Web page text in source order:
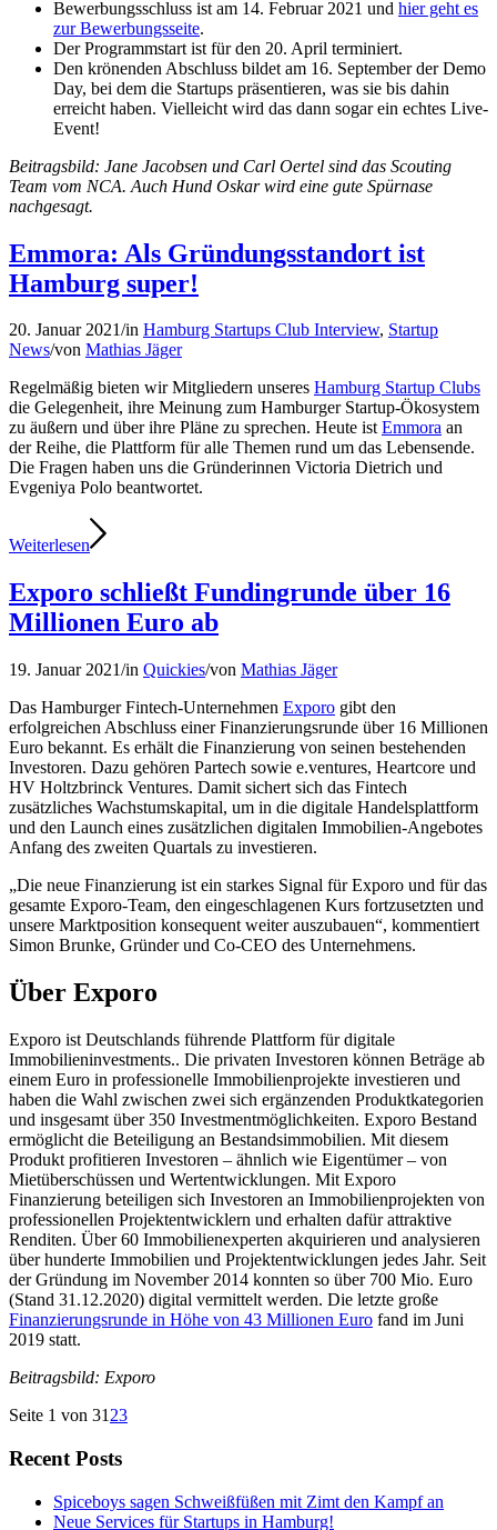
Bewerbungsschluss ist am 14. Februar 2021 und hier geht es
zur Bewerbungsseite.
Der Programmstart ist für den 20. April terminiert.
Den krönenden Abschluss bildet am 16. September der Demo
Day, bei dem die Startups präsentieren, was sie bis dahin
erreicht haben. Vielleicht wird das dann sogar ein echtes Live-
Event!
Beitragsbild: Jane Jacobsen und Carl Oertel sind das Scouting
Team vom NCA. Auch Hund Oskar wird eine gute Spürnase
nachgesagt.
Emmora: Als Gründungsstandort ist
Hamburg super!
20. Januar 2021/in Hamburg Startups Club Interview, Startup
News/von Mathias Jäger
Regelmäßig bieten wir Mitgliedern unseres Hamburg Startup Clubs
die Gelegenheit, ihre Meinung zum Hamburger Startup-Ökosystem
zu äußern und über ihre Pläne zu sprechen. Heute istEmmora an
der Reihe, die Plattform für alle Themen rund um das Lebensende.
Die Fragen haben uns die Gründerinnen Victoria Dietrich und
Evgeniya Polo beantwortet.
Weiterlesen
Exporo schließt Fundingrunde über 16
Millionen Euro ab
19. Januar 2021/in Quickies/von Mathias Jäger
Das Hamburger Fintech-Unternehmen Exporo gibt den
erfolgreichen Abschluss einer Finanzierungsrunde über 16 Millionen
Euro bekannt. Es erhält die Finanzierung von seinen bestehenden
Investoren. Dazu gehören Partech sowie e.ventures, Heartcore und
HV Holtzbrinck Ventures. Damit sichert sich das Fintech
zusätzliches Wachstumskapital, um in die digitale Handelsplattform
und den Launch eines zusätzlichen digitalen Immobilien-Angebotes
Anfang des zweiten Quartals zu investieren.
„Die neue Finanzierung ist ein starkes Signal für Exporo und für das
gesamte Exporo-Team, den eingeschlagenen Kurs fortzusetzten und
unsere Marktposition konsequent weiter auszubauen“, kommentiert
Simon Brunke, Gründer und Co-CEO des Unternehmens.
Über Exporo
Exporo ist Deutschlands führende Plattform für digitale
Immobilieninvestments.. Die privaten Investoren können Beträge ab
einem Euro in professionelle Immobilienprojekte investieren und
haben die Wahl zwischen zwei sich ergänzenden Produktkategorien
und insgesamt über 350 Investmentmöglichkeiten. Exporo Bestand
ermöglicht die Beteiligung an Bestandsimmobilien. Mit diesem
Produkt profitieren Investoren – ähnlich wie Eigentümer – von
Mietüberschüssen und Wertentwicklungen. Mit Exporo
Finanzierung beteiligen sich Investoren an Immobilienprojekten von
professionellen Projektentwicklern und erhalten dafür attraktive
Renditen. Über 60 Immobilienexperten akquirieren und analysieren
über hunderte Immobilien und Projektentwicklungen jedes Jahr. Seit
der Gründung im November 2014 konnten so über 700 Mio. Euro
(Stand 31.12.2020) digital vermittelt werden. Die letzte große
Finanzierungsrunde in Höhe von 43 Millionen Euro fand im Juni
2019 statt.
Beitragsbild: Exporo
Seite 1 von 31 23
Recent Posts
Spiceboys sagen Schweißfüßen mit Zimt den Kampf an
Neue Services für Startups in Hamburg!